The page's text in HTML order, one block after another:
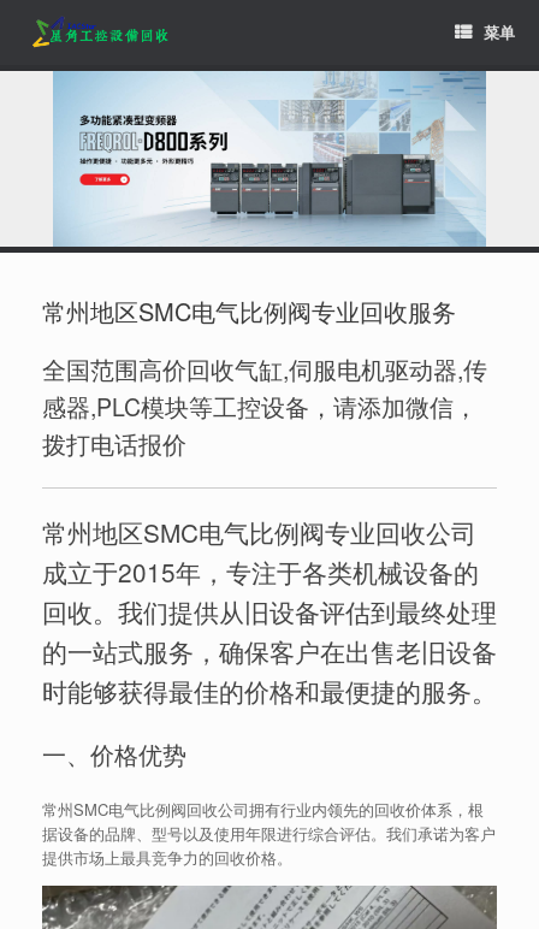
content
菜单
常州地区SMC电气比例阀专业回收服务
全国范围高价回收气缸,伺服电机驱动器,传
感器,PLC模块等工控设备，请添加微信，
拨打电话报价
常州地区SMC电气比例阀专业回收公司
成立于2015年，专注于各类机械设备的
回收。我们提供从旧设备评估到最终处理
的一站式服务，确保客户在出售老旧设备
时能够获得最佳的价格和最便捷的服务。
一、价格优势
常州SMC电气比例阀回收公司拥有行业内领先的回收价体系，根
据设备的品牌、型号以及使用年限进行综合评估。我们承诺为客户
提供市场上最具竞争力的回收价格。